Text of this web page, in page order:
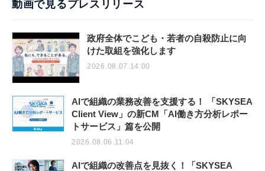
動画で見るプレスリリース
政府全体でこども・若者の自殺防止に向
けた取組を強化します
2026.08.07 14:00
AIで組織の業務改善を支援する！ 「SKYSEA
Client View」の新CM「AI働き方分析レポー
トサービス」篇を公開
2026.08.06 11:04
AIで組織の改善点を見抜く！「SKYSEA